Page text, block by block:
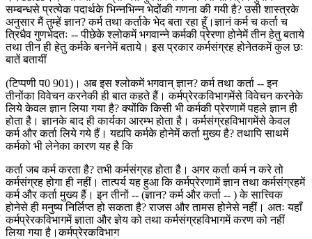
सम्बन्धसे प्रत्येक पदार्थके भिन्नभिन्न भेदोंकी गणना की गयी है? उसी शास्त्रके
अनुसार मैं तुम्हें ज्ञान? कर्म तथा कर्ताके भेद बता रहा हूँ।ज्ञानं कर्म च कर्ता च
त्रिधैव गुणभेदतः -- पीछेके श्लोकमें भगवान्ने कर्मकी प्रेरणा होनेमें तीन हेतु बताये
तथा तीन ही हेतु कर्मके बननेमें बताये। इस प्रकार कर्मसंग्रह होनेतकमें कुल छः
बातें बतायीं
(टिप्पणी प0 901)। अब इस श्लोकमें भगवान् ज्ञान? कर्म तथा कर्ता -- इन
तीनोंका विवेचन करनेकी ही बात कहते हैं। कर्मप्रेरकविभागमेंसे विवेचन करनेके
लिये केवल ज्ञान लिया गया है? क्योंकि किसी भी कर्मकी प्रेरणामें पहले ज्ञान ही
होता है। ज्ञानके बाद ही कार्यका आरम्भ होता है। कर्मसंग्रहविभागमेंसे केवल
कर्म और कर्ता लिये गये हैं। यद्यपि कर्मके होनेमें कर्ता मुख्य है? तथापि साथमें
कर्मको भी लेनेका कारण यह है कि
कर्ता जब कर्म करता है? तभी कर्मसंग्रह होता है। अगर कर्ता कर्म न करे तो
कर्मसंग्रह होगा ही नहीं। तात्पर्य यह हुआ कि कर्मप्रेरणामें ज्ञान तथा कर्मसंग्रहमें
कर्म और कर्ता मुख्य हैं। इन तीनों -- (ज्ञान? कर्म और कर्ता -- ) के सात्त्विक
होनेसे ही मनुष्य निर्लिप्त हो सकता है? राजस और तामस होनेसे नहीं। अतः यहाँ
कर्मप्रेरकविभागमें ज्ञाता और ज्ञेय को तथा कर्मसंग्रहविभागमें करण को नहीं
लिया गया है।कर्मप्रेरकविभाग